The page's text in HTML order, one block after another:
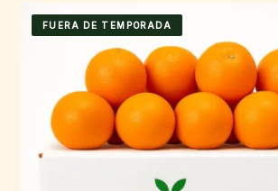
FUERA DE TEMPORADA